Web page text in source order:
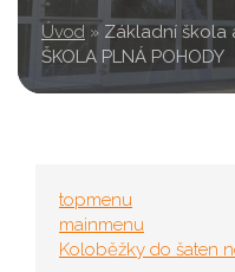
Úvod » Základní škola
ŠKOLA PLNÁ POHODY
topmenu
mainmenu
Koloběžky do šaten